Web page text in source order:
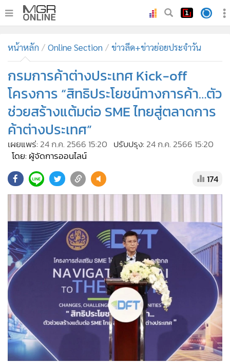
ทันเหตุการณ์
• ภาคใต้
•
Online Section
• บันเทิง
• ผู้จัดการรายวัน
• คอลัมนิสต์
• CbizReview
• Cyber BIZ
• Good health & Well-being
• Green Innovation & SD
• Management & HR
• MGR Live
•
• การเมือง
• ท่องเที่ยว
• กีฬา
• ต่างประเทศ
หน้าหลัก Online Section ข่าวลีด+ข่าวย่อยประจำวัน
กรมการค้าต่างประเทศ Kick-off
โครงการ “สิทธิประโยชน์ทางการค้า…ตัว
ช่วยสร้างแต้มต่อ SME ไทยสู่ตลาดการ
ค้าต่างประเทศ”
เผยแพร่: 24 ก.ค. 2566 15:20 ปรับปรุง: 24 ก.ค. 2566 15:20
โดย: ผู้จัดการออนไลน์
174